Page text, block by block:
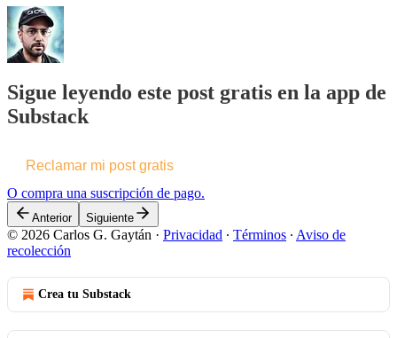
Sigue leyendo este post gratis en la app de
Substack
Reclamar mi post gratis
O compra una suscripción de pago.
Anterior Siguiente
© 2026 Carlos G. Gaytán · Privacidad ∙ Términos ∙ Aviso de
recolección
Crea tu Substack